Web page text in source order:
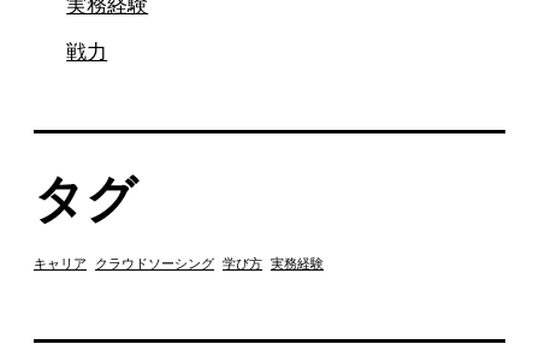
実務経験
戦力
タグ
キャリア クラウドソーシング 学び方 実務経験